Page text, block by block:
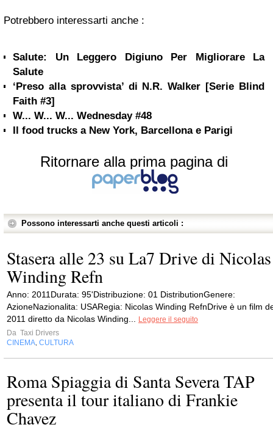
Potrebbero interessarti anche :
Salute: Un Leggero Digiuno Per Migliorare La
Salute
‘Preso alla sprovvista’ di N.R. Walker [Serie Blind
Faith #3]
W... W... W... Wednesday #48
Il food trucks a New York, Barcellona e Parigi
Ritornare alla prima pagina di
Possono interessarti anche questi articoli :
Stasera alle 23 su La7 Drive di Nicolas
Winding Refn
Anno: 2011Durata: 95'Distribuzione: 01 DistributionGenere:
AzioneNazionalita: USARegia: Nicolas Winding RefnDrive è un film
2011 diretto da Nicolas Winding...
Leggere il seguito
Da Taxi Drivers
CINEMA CULTURA
Roma Spiaggia di Santa Severa TAP
presenta il tour italiano di Frankie
Chavez